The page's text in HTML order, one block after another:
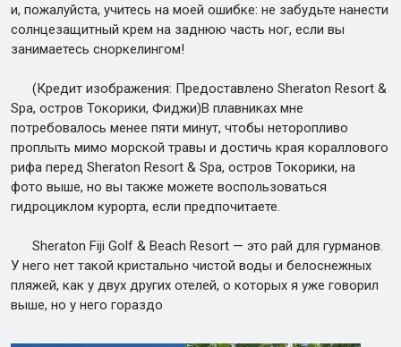
и, пожалуйста, учитесь на моей ошибке: не забудьте нанести
солнцезащитный крем на заднюю часть ног, если вы
занимаетесь сноркелингом!
(Кредит изображения: Предоставлено Sheraton Resort &
Spa, остров Токорики, Фиджи)В плавниках мне
потребовалось менее пяти минут, чтобы неторопливо
проплыть мимо морской травы и достичь края кораллового
рифа перед Sheraton Resort & Spa, остров Токорики, на
фото выше, но вы также можете воспользоваться
гидроциклом курорта, если предпочитаете.
Sheraton Fiji Golf & Beach Resort — это рай для гурманов.
У него нет такой кристально чистой воды и белоснежных
пляжей, как у двух других отелей, о которых я уже говорил
выше, но у него гораздо